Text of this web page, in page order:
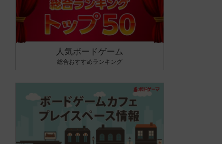
人気ボードゲーム
総合おすすめランキング